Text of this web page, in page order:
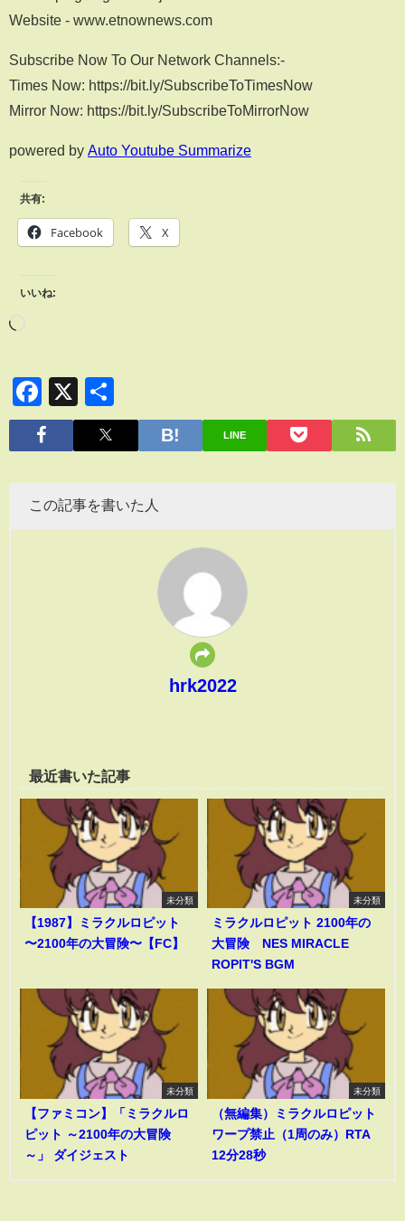
Website - www.etnownews.com
Subscribe Now To Our Network Channels:-
Times Now: https://bit.ly/SubscribeToTimesNow
Mirror Now: https://bit.ly/SubscribeToMirrorNow
powered by Auto Youtube Summarize
共有:
Facebook X
いいね:
Facebook
X
有
LINE
この記事を書いた人
hrk2022
最近書いた記事
未分類
【1987】ミラクルロピット
〜2100年の大冒険〜【FC】
未分類
ミラクルロピット 2100年の
大冒険 NES MIRACLE
ROPIT'S BGM
未分類
【ファミコン】「ミラクルロ
ピット ～2100年の大冒険
～」 ダイジェスト
未分類
（無編集）ミラクルロピット
ワープ禁止（1周のみ）RTA
12分28秒